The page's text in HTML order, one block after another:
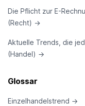
Die Pflicht zur E-
(Recht) →
Aktuelle Trends, die
(Handel) →
Glossar
Einzelhandelstrend →